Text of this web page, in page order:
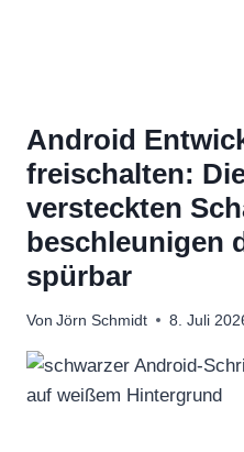
Android
freischalten:
versteckten
beschleunigen
spürbar
Von Jörn Schmidt 8. Juli